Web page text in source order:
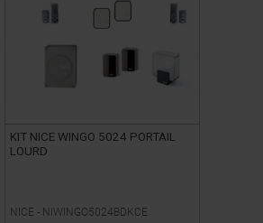
KIT NICE WINGO 5024 PORTAIL
LOURD
NICE - NIWINGO5024BDKCE